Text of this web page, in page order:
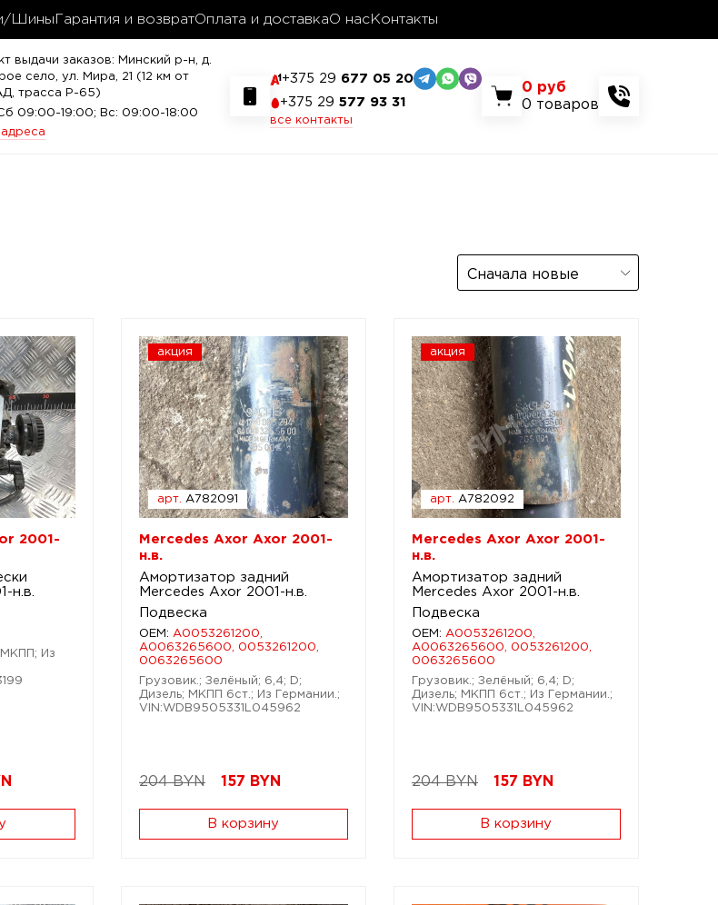
Шины Гарантия и возвратОплата и доставкаО нас Контакты
выдачи заказов: Минский р-н, д.
село, ул. Мира, 21 (12 км от
трасса P-65)
09:00-19:00; Вс: 09:00-18:00
+375 29 677 05 20
+375 29 577 93 31
все контакты
0 руб
0 товаров
Сначала новые
2001-
н.в.
МКПП; Из
акция
арт. A782091
Mercedes Axor Axor 2001-
н.в.
Амортизатор задний
Mercedes Axor 2001-н.в.
Подвеска
OEM: A0053261200,
A0063265600, 0053261200,
0063265600
Грузовик.; Зелёный; 6,4; D;
Дизель; МКПП 6ст.; Из Германии.;
VIN:WDB9505331L045962
204 BYN 157 BYN
В корзину
акция
арт. A782092
Mercedes Axor Axor 2001-
н.в.
Амортизатор задний
Mercedes Axor 2001-н.в.
Подвеска
OEM: A0053261200,
A0063265600, 0053261200,
0063265600
Грузовик.; Зелёный; 6,4; D;
Дизель; МКПП 6ст.; Из Германии.;
VIN:WDB9505331L045962
204 BYN 157 BYN
В корзину